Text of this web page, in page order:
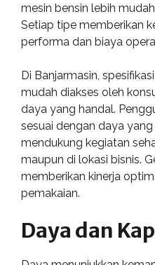
mesin bensin lebih
Setiap tipe memberikan
performa dan biaya
Di Banjarmasin,
mudah diakses oleh
daya yang handal.
sesuai dengan daya
mendukung kegiatan
maupun di lokasi bisnis.
memberikan kinerja
pemakaian.
Daya dan